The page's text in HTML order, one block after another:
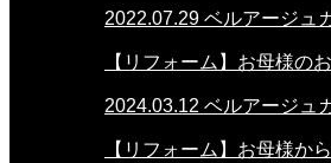
2022.07.29 ベルアージュ
【リフォーム】お母様の
2024.03.12 ベルアージュ
【リフォーム】お母様か